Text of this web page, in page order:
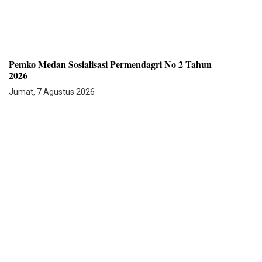
Pemko Medan Sosialisasi Permendagri No 2 Tahun
2026
Jumat, 7 Agustus 2026